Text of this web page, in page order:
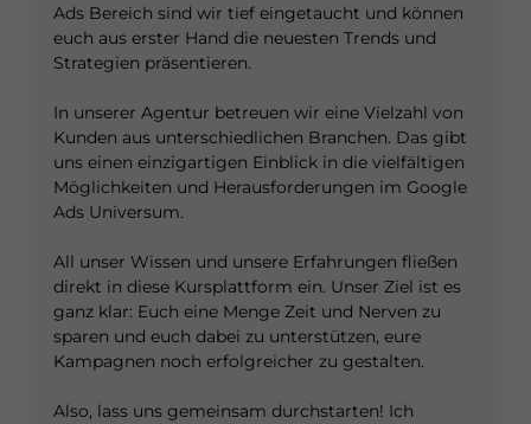
Ads Bereich sind wir tief eingetaucht und können
euch aus erster Hand die neuesten Trends und
Strategien präsentieren.
In unserer Agentur betreuen wir eine Vielzahl von
Kunden aus unterschiedlichen Branchen. Das gibt
uns einen einzigartigen Einblick in die vielfältigen
Möglichkeiten und Herausforderungen im Google
Ads Universum.
All unser Wissen und unsere Erfahrungen fließen
direkt in diese Kursplattform ein. Unser Ziel ist es
ganz klar: Euch eine Menge Zeit und Nerven zu
sparen und euch dabei zu unterstützen, eure
Kampagnen noch erfolgreicher zu gestalten.
Also, lass uns gemeinsam durchstarten! Ich